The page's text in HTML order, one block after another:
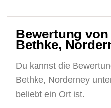
Bewertung
Bethke,
Du kannst die
Bethke, Norderney
beliebt ein Ort ist.